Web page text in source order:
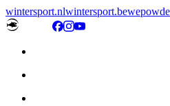
wintersport.nlwintersport.be